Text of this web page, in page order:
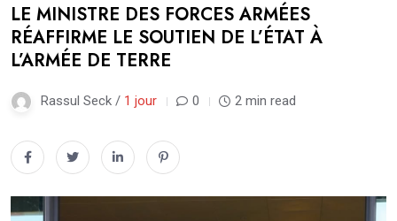
LE MINISTRE DES FORCES ARMÉES
RÉAFFIRME LE SOUTIEN DE L’ÉTAT À
L’ARMÉE DE TERRE
Rassul Seck / 1 jour 0 2 min read